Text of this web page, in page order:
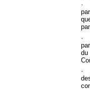
·
·
·